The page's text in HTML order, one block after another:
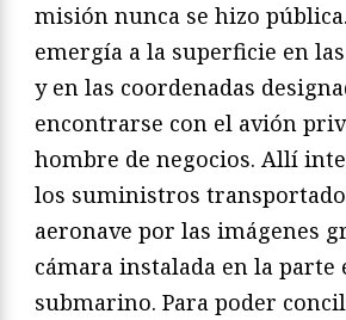
misión nunca se hizo
emergía a la superficie en
y en las coordenadas
encontrarse con el avión
hombre de negocios. Allí
los suministros
aeronave por las imágenes
cámara instalada en la parte
submarino. Para poder